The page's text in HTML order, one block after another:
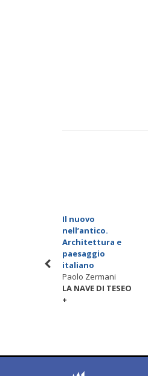
Il nuovo
nell’antico.
Architettura e
paesaggio
italiano
Paolo Zermani
LA NAVE DI TESEO
+